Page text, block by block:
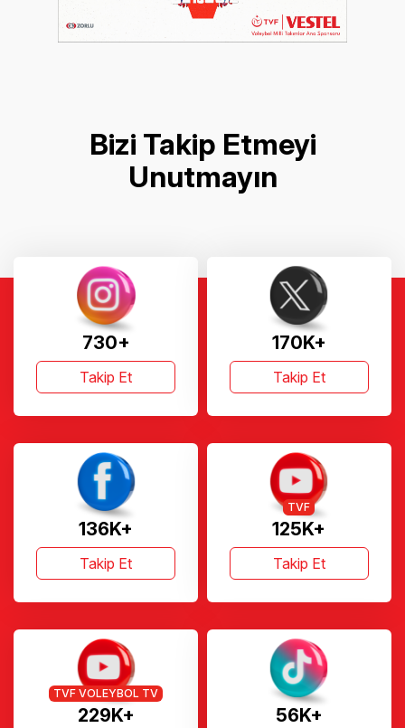
Bizi Takip Etmeyi
Unutmayın
730+
Takip Et
170K+
Takip Et
136K+
Takip Et
125K+
TVF
Takip Et
229K+
TVF VOLEYBOL TV
56K+